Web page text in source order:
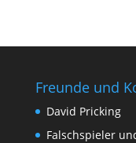
Freunde und
David Pricking
Falschspieler